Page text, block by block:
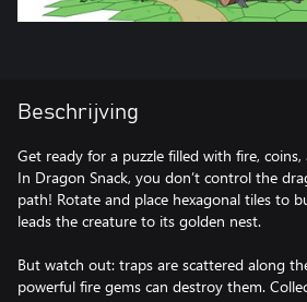
Beschrijving
Get ready for a puzzle filled with fire, coins,
In Dragon Snack, you don’t control the
path! Rotate and place hexagonal tiles to
leads the creature to its golden nest.
But watch out: traps are scattered along
powerful fire gems can destroy them.